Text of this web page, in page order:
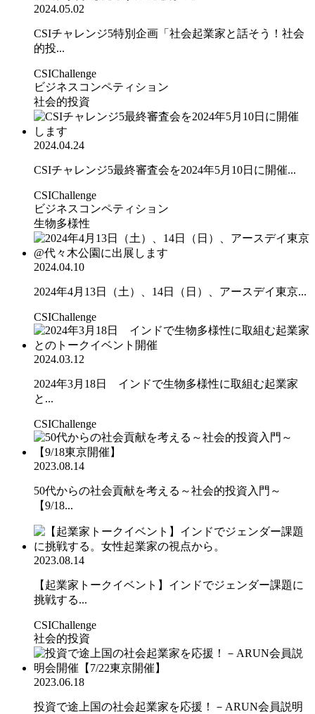
2024.05.02
CSIチャレンジ5特別企画「社会起業家と話そう！社会
的投...
CSIChallenge
ビジネスコンペティション
社会的投資
2024.04.24
CSIチャレンジ5最終審査会を2024年5月10日に開催...
CSIChallenge
ビジネスコンペティション
生物多様性
2024.04.10
2024年4月13日（土）、14日（日）、アースデイ東京...
CSIChallenge
2024.03.12
2024年3月18日 インドで生物多様性に取組む起業家
と...
CSIChallenge
2023.08.14
50代からの社会貢献を考える～社会的投資入門～
【9/18...
2023.08.14
【起業家トークイベント】インドでジェンダー課題に
挑戦する...
CSIChallenge
社会的投資
2023.06.18
投資で途上国の社会起業家を応援！－ARUN会員説明